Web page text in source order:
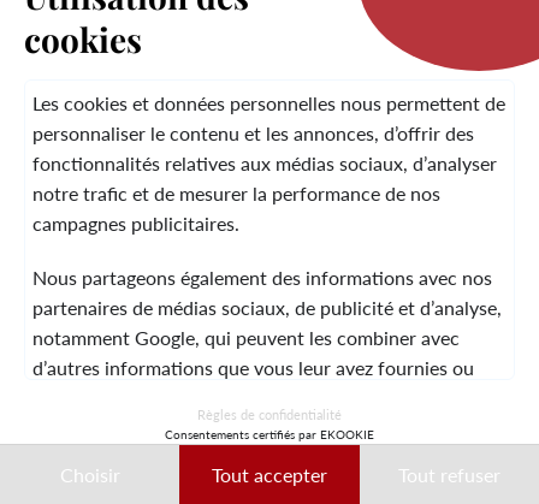
LA MARQUE
SERVICE CLIENT
© 2026 Laura Vita
DESIGNED BY LOBSTTER
MENTIONS LÉGALESCGVCONTACT
cookies
Les cookies et données personnelles nous permettent de
personnaliser le contenu et les annonces, d’offrir des
fonctionnalités relatives aux médias sociaux, d’analyser
notre trafic et de mesurer la performance de nos
campagnes publicitaires.
Nous partageons également des informations avec nos
partenaires de médias sociaux, de publicité et d’analyse,
notamment Google, qui peuvent les combiner avec
d’autres informations que vous leur avez fournies ou
Ces données peuvent notamment être utilisées à des
Règles de confidentialité
Consentements certifiés par EKOOKIE
Choisir Tout accepter Tout refuser